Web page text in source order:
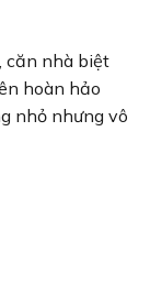
căn nhà biệt
hoàn hảo
nhỏ nhưng vô